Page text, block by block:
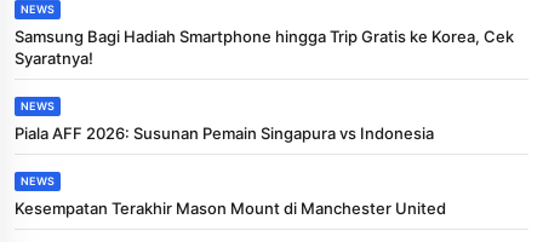
NEWS
Samsung Bagi Hadiah Smartphone hingga Trip Gratis ke Korea, Cek
Syaratnya!
NEWS
Piala AFF 2026: Susunan Pemain Singapura vs Indonesia
NEWS
Kesempatan Terakhir Mason Mount di Manchester United